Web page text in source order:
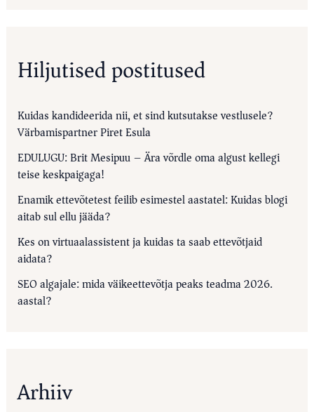
Hiljutised postitused
Kuidas kandideerida nii, et sind kutsutakse vestlusele?
Värbamispartner Piret Esula
EDULUGU: Brit Mesipuu – Ära võrdle oma algust kellegi
teise keskpaigaga!
Enamik ettevõtetest feilib esimestel aastatel: Kuidas blogi
aitab sul ellu jääda?
Kes on virtuaalassistent ja kuidas ta saab ettevõtjaid
aidata?
SEO algajale: mida väikeettevõtja peaks teadma 2026.
aastal?
Arhiiv